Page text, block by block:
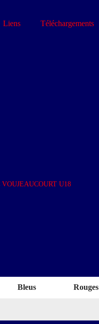
Liens Téléchargements
VOUJEAUCOURT U18
Bleus Rouges